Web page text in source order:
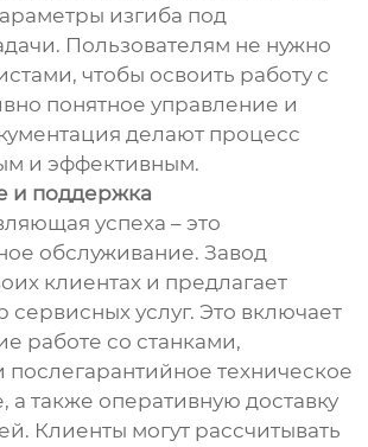
изгиба под
Пользователям не нужно
чтобы освоить работу с
понятное управление и
делают процесс
и эффективным.
и поддержка
успеха – это
обслуживание. Завод
клиентах и предлагает
сервисных услуг. Это включает
работе со станками,
послегарантийное техническое
а также оперативную доставку
Клиенты могут рассчитывать